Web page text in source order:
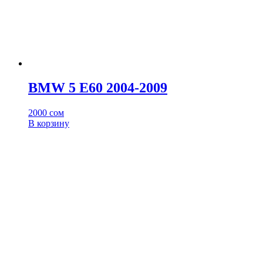
BMW 5 E60 2004-2009
2000 сом
В корзину